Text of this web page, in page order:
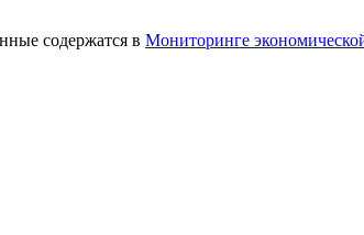
содержатся в Мониторинге